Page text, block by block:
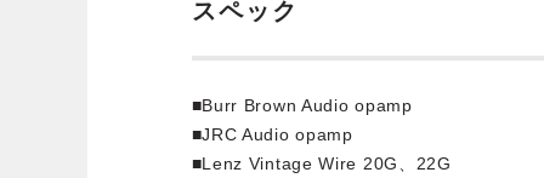
スペック
■Burr Brown Audio opamp
■JRC Audio opamp
■Lenz Vintage Wire 20G、22G